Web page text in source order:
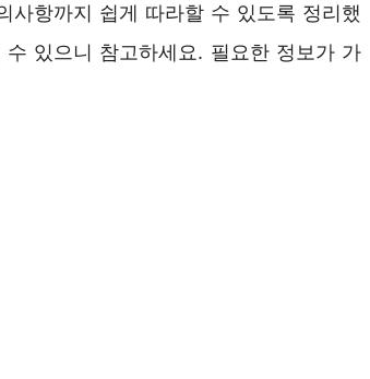
사항까지 쉽게 따라할 수 있도록 정리했
있으니 참고하세요. 필요한 정보가 가